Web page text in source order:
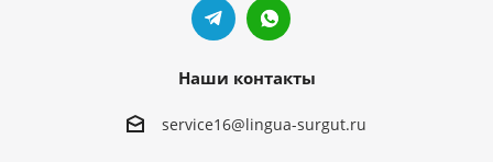
Наши контакты
service16@lingua-surgut.ru